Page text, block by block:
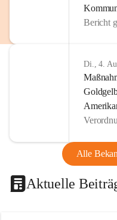
Bericht
Di., 4.
Alle
Aktuelle